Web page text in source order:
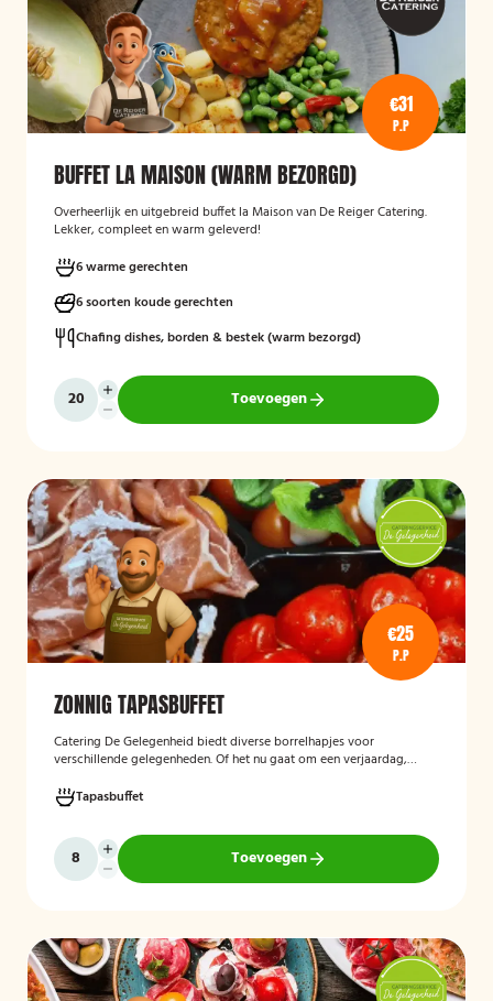
€31
P.P
BUFFET LA MAISON (WARM BEZORGD)
Overheerlijk en uitgebreid buffet la Maison van De Reiger Catering.
Lekker, compleet en warm geleverd!
6 warme gerechten
6 soorten koude gerechten
Chafing dishes, borden & bestek (warm bezorgd)
Toevoegen
€25
P.P
ZONNIG TAPASBUFFET
Catering De Gelegenheid biedt diverse borrelhapjes voor
verschillende gelegenheden. Of het nu gaat om een verjaardag,
Hieronder ziet u een selectie uit ons aanbod. Het zonnig tapasbuffet
is te bestellen vanaf 10 personen..
Tapasbuffet
Toevoegen